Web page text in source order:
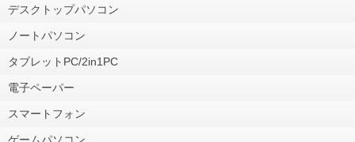
デスクトップパソコン
ノートパソコン
タブレットPC/2in1PC
電子ペーパー
スマートフォン
ゲームパソコン